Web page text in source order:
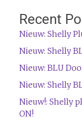
Recent
Nieuw: Shelly
Nieuw: Shelly
Nieuw: BLU
Nieuw: Shelly
Nieuw!: Shelly
ON!